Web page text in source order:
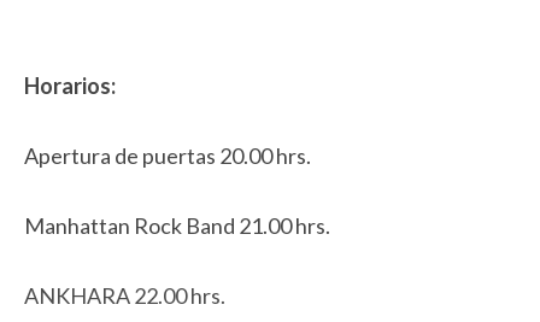
Horarios:
Apertura de puertas 20.00 hrs.
Manhattan Rock Band 21.00 hrs.
ANKHARA 22.00 hrs.